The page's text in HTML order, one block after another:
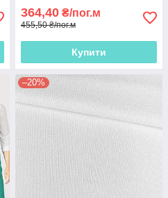
364,40 ₴/пог.м
455,50 ₴/пог.м
Купити
–20%